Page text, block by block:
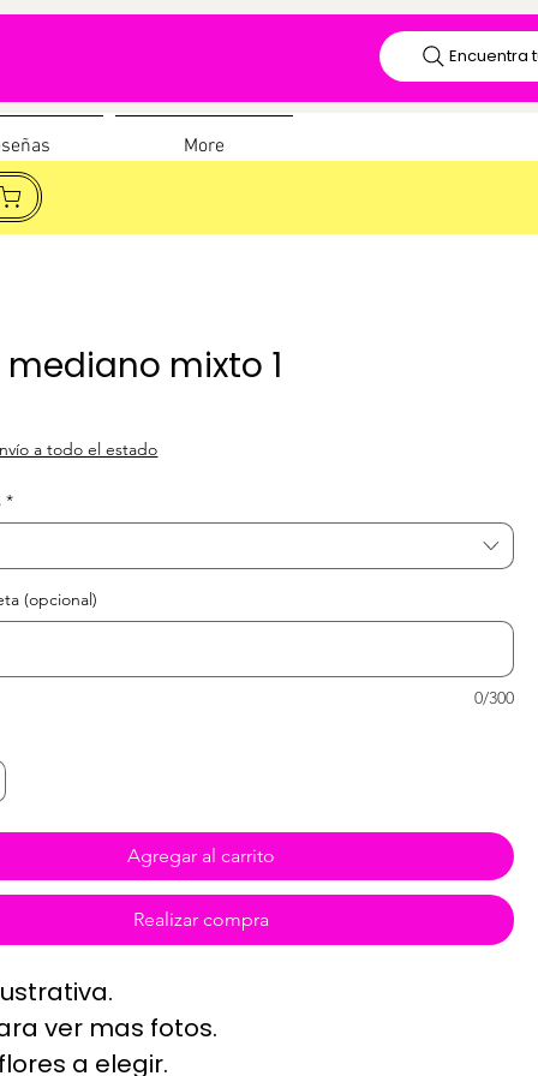
Encuentra
More
mediano mixto 1
a todo el estado
*
(opcional)
0/300
Agregar al carrito
Realizar compra
ver mas fotos.
a elegir.